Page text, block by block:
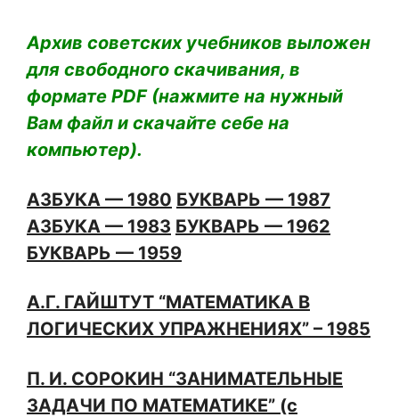
Архив советских учебников выложен
для свободного скачивания, в
формате PDF (нажмите на нужный
Вам файл и скачайте себе на
компьютер).
АЗБУКА — 1980 БУКВАРЬ — 1987
АЗБУКА — 1983 БУКВАРЬ — 1962
БУКВАРЬ — 1959
А.Г. ГАЙШТУТ “МАТЕМАТИКА В
ЛОГИЧЕСКИХ УПРАЖНЕНИЯХ” – 1985
П. И. СОРОКИН “ЗАНИМАТЕЛЬНЫЕ
ЗАДАЧИ ПО МАТЕМАТИКЕ” (с